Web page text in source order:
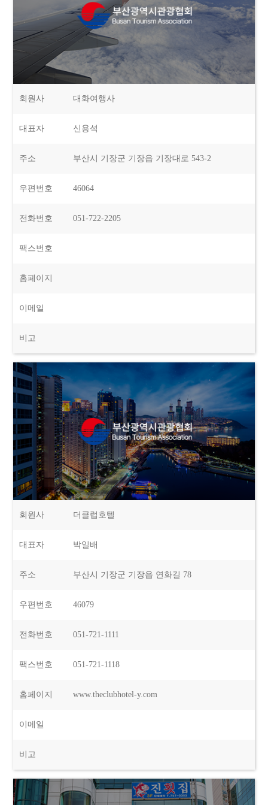
회원사 대화여행사
대표자 신용석
주소 부산시 기장군 기장읍 기장대로 543-2
우편번호 46064
전화번호 051-722-2205
팩스번호
홈페이지
이메일
비고
회원사 더클럽호텔
대표자 박일배
주소 부산시 기장군 기장읍 연화길 78
우편번호 46079
전화번호 051-721-1111
팩스번호 051-721-1118
홈페이지 www.theclubhotel-y.com
이메일
비고